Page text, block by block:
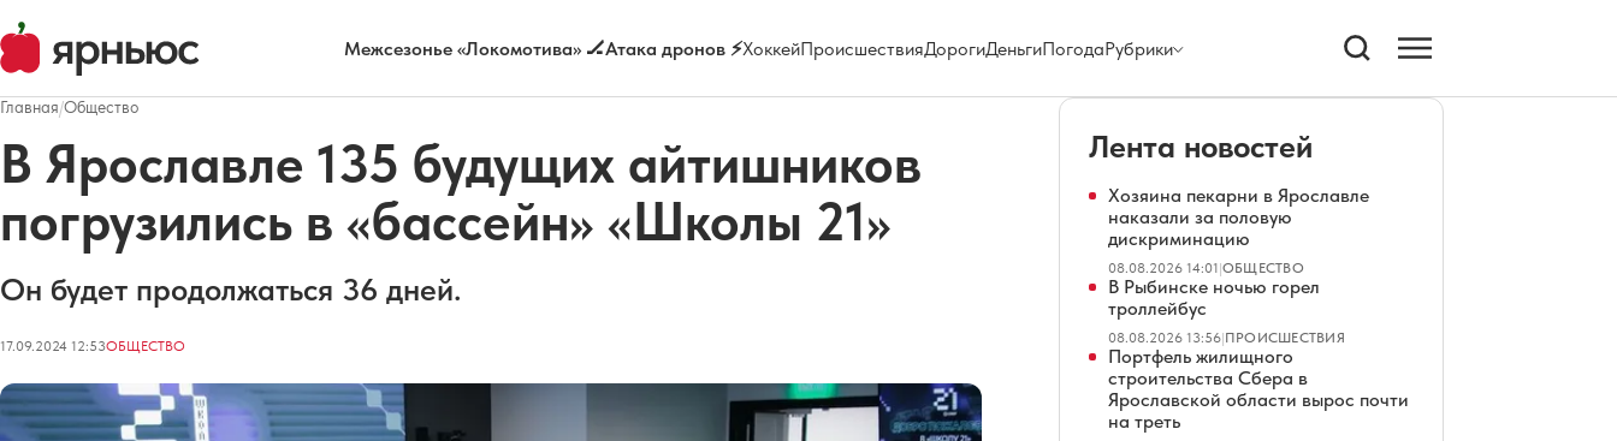
Межсезонье «Локомотива» 🏒Атака дронов ⚡ХоккейПроисшествияДорогиДеньгиПогодаРубрики
Главная/Общество
В Ярославле 135 будущих айтишников
погрузились в «бассейн» «Школы 21»
Он будет продолжаться 36 дней.
17.09.2024 12:53ОБЩЕСТВО
Лента новостей
Хозяина пекарни в Ярославле
наказали за половую
дискриминацию
08.08.2026 14:01|ОБЩЕСТВО
В Рыбинске ночью горел
троллейбус
08.08.2026 13:56|ПРОИСШЕСТВИЯ
Портфель жилищного
строительства Сбера в
Ярославской области вырос почти
на треть